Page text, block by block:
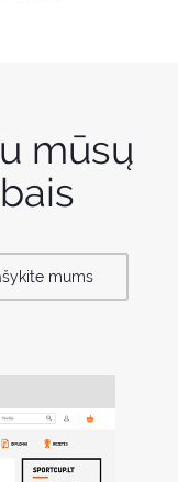
mūsų
mums